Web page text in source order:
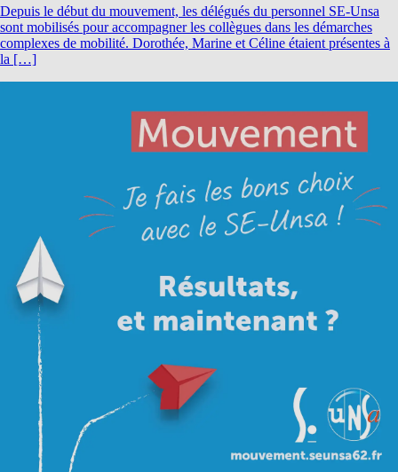
Depuis le début du mouvement, les délégués du personnel SE-Unsa
sont mobilisés pour accompagner les collègues dans les démarches
complexes de mobilité. Dorothée, Marine et Céline étaient présentes à
la […]